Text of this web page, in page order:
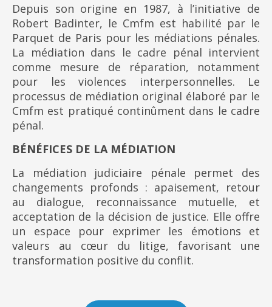
Depuis son origine en 1987, à l’initiative de
Robert Badinter, le Cmfm est habilité par le
Parquet de Paris pour les médiations pénales.
La médiation dans le cadre pénal intervient
comme mesure de réparation, notamment
pour les violences interpersonnelles. Le
processus de médiation original élaboré par le
Cmfm est pratiqué continûment dans le cadre
pénal.
BÉNÉFICES DE LA MÉDIATION
La médiation judiciaire pénale permet des
changements profonds : apaisement, retour
au dialogue, reconnaissance mutuelle, et
acceptation de la décision de justice. Elle offre
un espace pour exprimer les émotions et
valeurs au cœur du litige, favorisant une
transformation positive du conflit.